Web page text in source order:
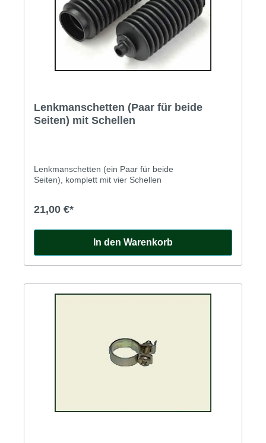
Lenkmanschetten (Paar für beide
Seiten) mit Schellen
Lenkmanschetten (ein Paar für beide
Seiten), komplett mit vier Schellen
21,00 €*
In den Warenkorb